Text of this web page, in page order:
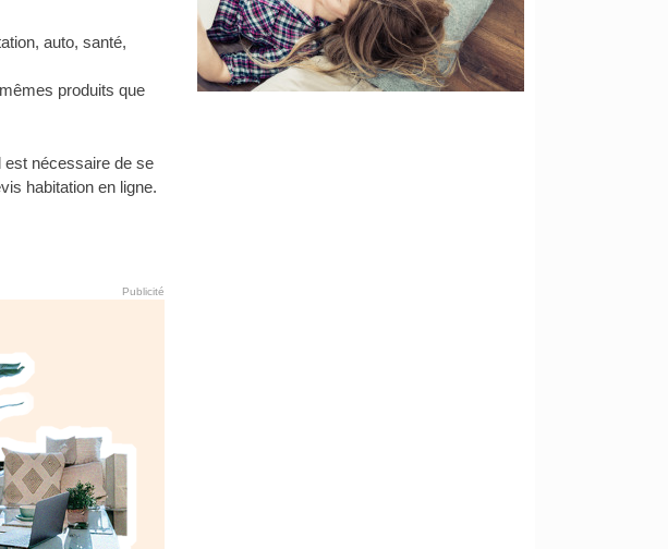
auto, santé,
produits que
est nécessaire de se
habitation en ligne.
Publicité